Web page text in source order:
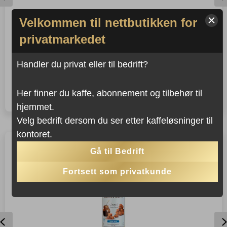
JURA ESPRESSOSKJEER
6 stk
spar375Poeng!
Espressoskjeer
Previous
Velkommen til nettbutikken for
privatmarkedet
Handler du privat eller til bedrift?
Her finner du kaffe, abonnement og tilbehør til
hjemmet.
Velg bedrift dersom du ser etter kaffeløsninger til
kontoret.
Gå til Bedrift
Fortsett som privatkunde